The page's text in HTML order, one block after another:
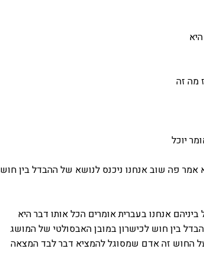
יוכל
פה שוב אנחנו ניכנס לנושא של ההבדל בין חוש
אנחנו בעברית אומרים הכל אותו דבר היא
בין חוש לכישרון במובן האבסולטי של המושג
החוש זה אדם שמסוגל להמציא דבר לבד המצאה